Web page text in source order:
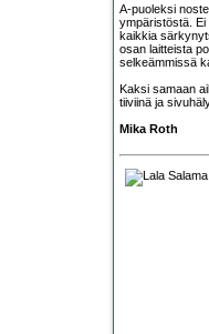
A-puoleksi
ympäristöstä. Ei
kaikkia
osan laitteista
selkeämmissä
Kaksi samaan
tiiviinä ja
Mika Roth